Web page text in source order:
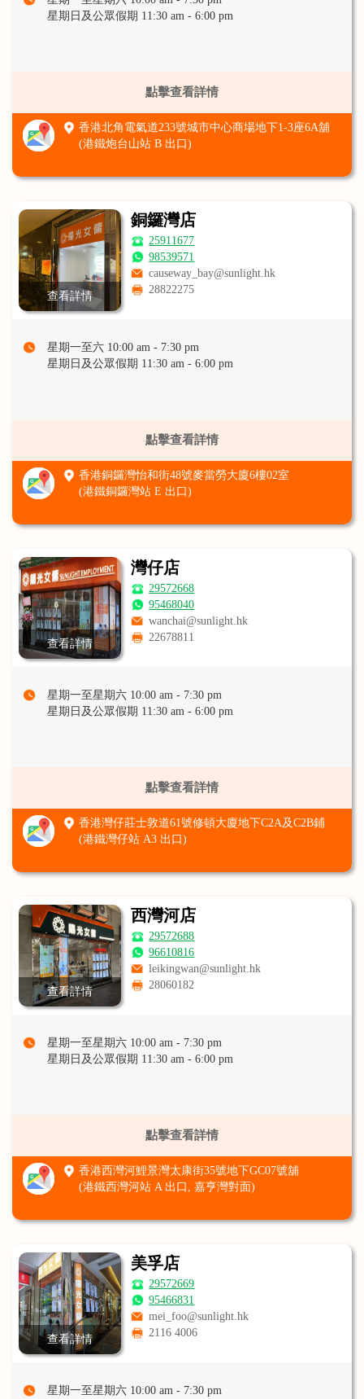
星期日及公眾假期 11:30 am - 6:00 pm
點擊查看詳情
香港北角電氣道233號城市中心商場地下1-3座6A舖
(港鐵炮台山站 B 出口)
查看詳情
銅鑼灣店
25911677
98539571
causeway_bay@sunlight.hk
28822275
星期一至六 10:00 am - 7:30 pm
星期日及公眾假期 11:30 am - 6:00 pm
點擊查看詳情
香港銅鑼灣怡和街48號麥當勞大廈6樓02室
(港鐵銅鑼灣站 E 出口)
查看詳情
灣仔店
29572668
95468040
wanchai@sunlight.hk
22678811
星期一至星期六 10:00 am - 7:30 pm
星期日及公眾假期 11:30 am - 6:00 pm
點擊查看詳情
香港灣仔莊士敦道61號修頓大廈地下C2A及C2B鋪
(港鐵灣仔站 A3 出口)
查看詳情
西灣河店
29572688
96610816
leikingwan@sunlight.hk
28060182
星期一至星期六 10:00 am - 7:30 pm
星期日及公眾假期 11:30 am - 6:00 pm
點擊查看詳情
香港西灣河鯉景灣太康街35號地下GC07號舖
(港鐵西灣河站 A 出口, 嘉亨灣對面)
查看詳情
美孚店
29572669
95466831
mei_foo@sunlight.hk
2116 4006
星期一至星期六 10:00 am - 7:30 pm